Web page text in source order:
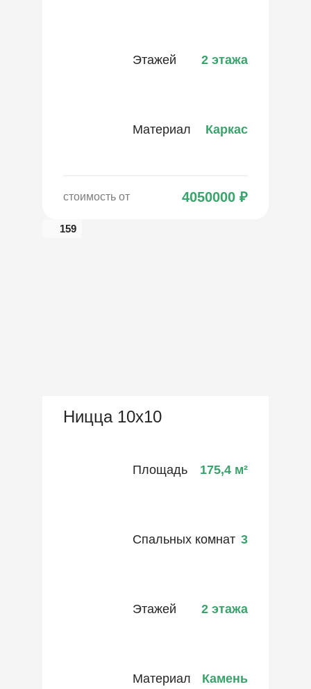
Этажей 2 этажа
Материал Каркас
стоимость от 4050000 ₽
159
Ницца 10х10
Площадь 175,4 м²
Спальных комнат 3
Этажей 2 этажа
Материал Камень